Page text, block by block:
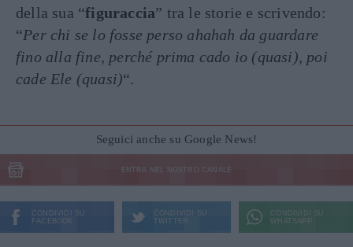
della sua “figuraccia” tra le storie e scrivendo:
“Per chi se lo fosse perso ahahah da guardare
fino alla fine, perché prima cado io (quasi), poi
cade Ele (quasi)“.
Seguici anche su Google News!
ENTRA NEL NOSTRO CANALE
CONDIVIDI SU
FACEBOOK
CONDIVIDI SU
TWITTER
CONDIVIDI SU
WHATSAPP